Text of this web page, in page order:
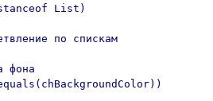
List)
по спискам
фона